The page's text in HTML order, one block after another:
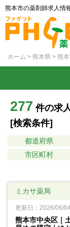
熊本市の薬剤師求人情
ホーム 熊本県 熊
277 件の求
[検索条件]
都道府県
市区町村
ミカサ薬局
更新日：2026/06/
熊本市中央区｜